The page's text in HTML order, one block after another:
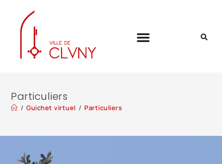
Particuliers
/ Guichet virtuel / Particuliers